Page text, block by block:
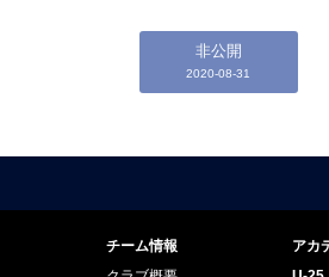
非公開
2020-08-31
チーム情報
アカ